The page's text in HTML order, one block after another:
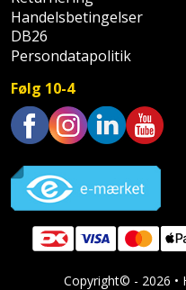
Terrassebrædder
Terrasseopklodsning
Tråd
til
byggeri
Træ
Reb
og
Renseservietter
og
wipes
Sækkelukker
Saks
Kantlimertilbehør
Kap-
og
geringssav
Klammepistol
Klippeværktøj
Kombokit
Jagt
og
Jul
Klæbesøm
Køkkenudstyr
Handelsbetingelser
DB26
Persondatapolitik
Følg 10-4
Copyright© - 2026 •